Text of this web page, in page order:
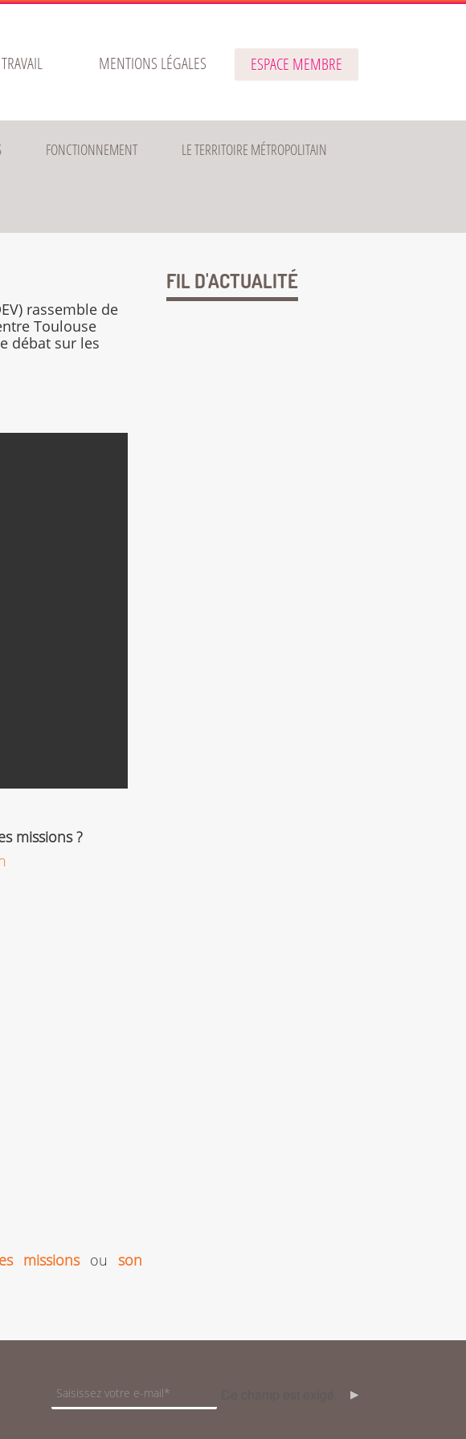
MENTIONS LÉGALES ESPACE MEMBRE
FONCTIONNEMENT LE TERRITOIRE MÉTROPOLITAIN
rassemble de
Toulouse
débat sur les
missions ?
missionsou son
FIL D'ACTUALITÉ